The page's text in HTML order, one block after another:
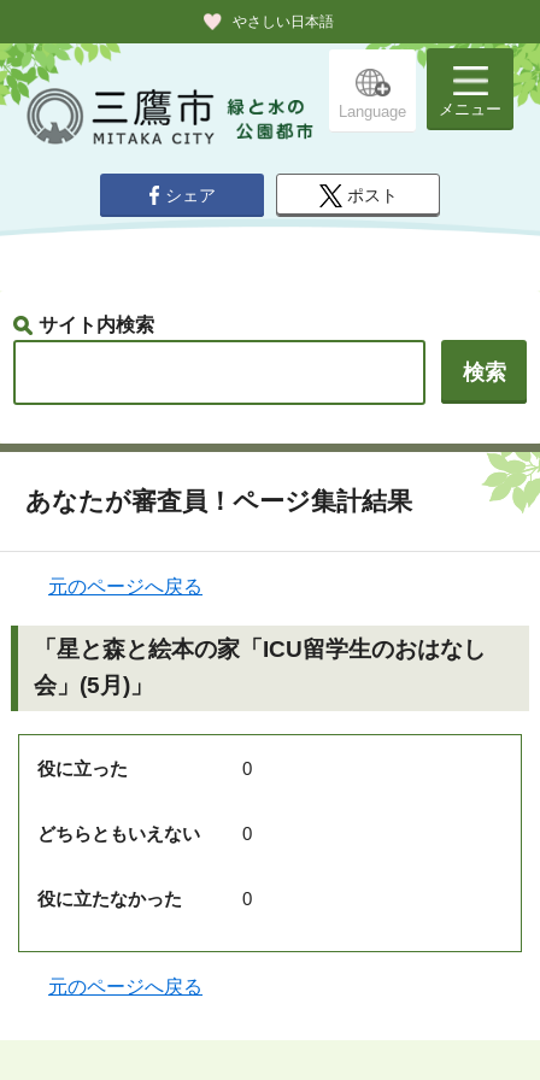
やさしい日本語
Language メニュー
シェア ポスト
サイト内検索
あなたが審査員！ページ集計結果
元のページへ戻る
「星と森と絵本の家「ICU留学生のおはなし
会」(5月)」
役に立った 0
どちらともいえない 0
役に立たなかった 0
元のページへ戻る